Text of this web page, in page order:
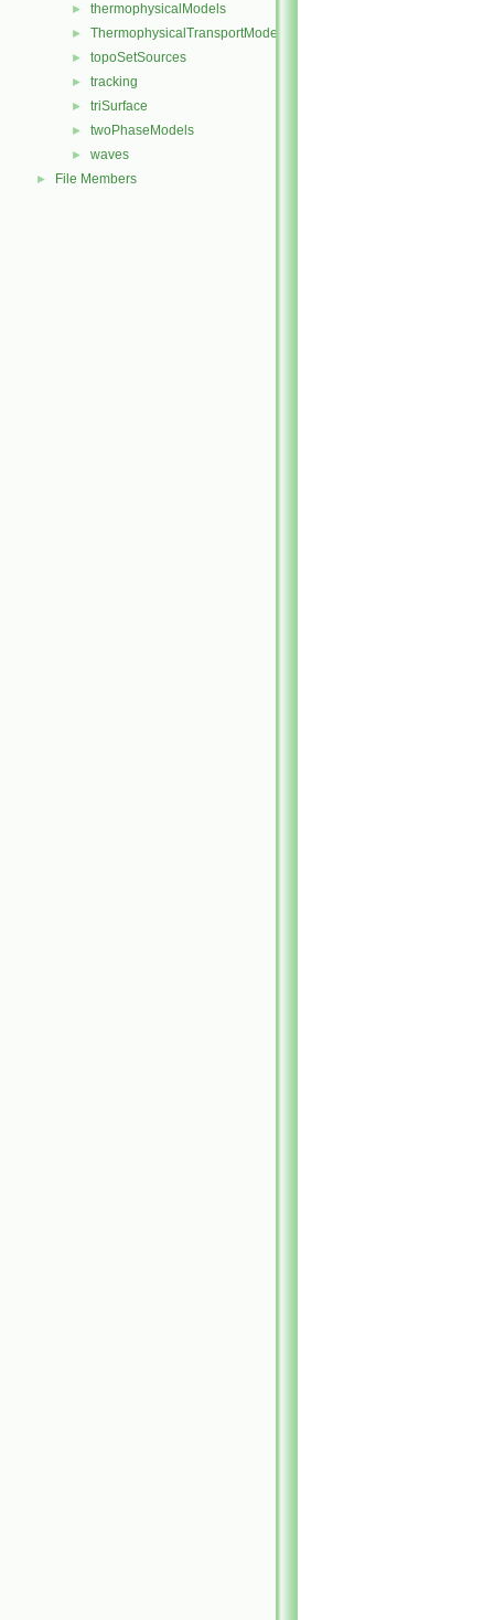
► thermophysicalModels
► ThermophysicalTransportModels
► topoSetSources
► tracking
► triSurface
► twoPhaseModels
► waves
► File Members